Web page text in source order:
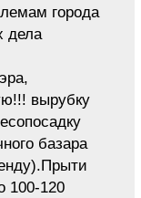
города
дела
вырубку
базара
100-120